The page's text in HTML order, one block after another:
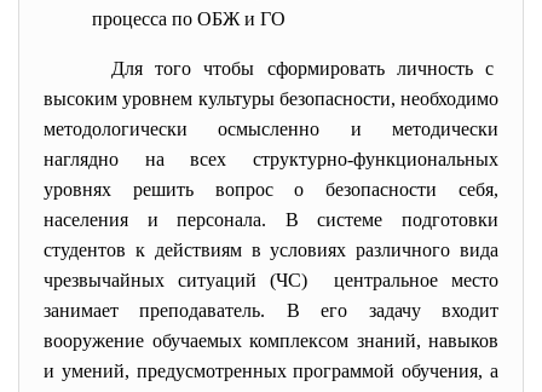
процесса по ОБЖ и ГО
Для того чтобы сформировать личность с
высоким уровнем культуры безопасности, необходимо
методологически осмысленно и методически
наглядно на всех структурно-функциональных
уровнях решить вопрос о безопасности себя,
населения и персонала. В системе подготовки
студентов к действиям в условиях различного вида
чрезвычайных ситуаций (ЧС) центральное место
занимает преподаватель. В его задачу входит
вооружение обучаемых комплексом знаний, навыков
и умений, предусмотренных программой обучения, а